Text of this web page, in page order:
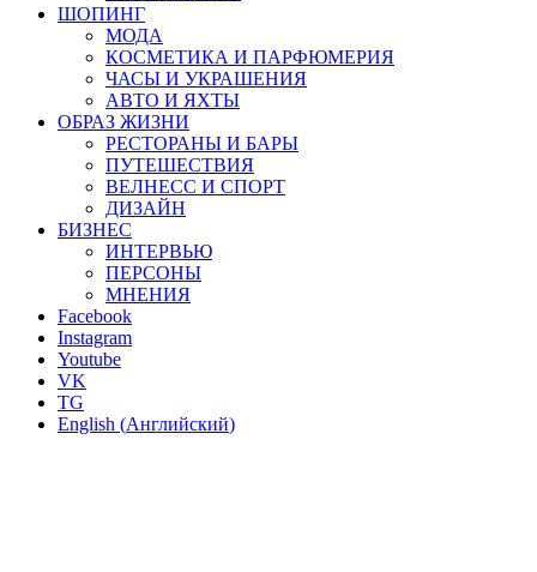
ШОПИНГ
МОДА
КОСМЕТИКА И ПАРФЮМЕРИЯ
ЧАСЫ И УКРАШЕНИЯ
АВТО И ЯХТЫ
ОБРАЗ ЖИЗНИ
РЕСТОРАНЫ И БАРЫ
ПУТЕШЕСТВИЯ
ВЕЛНЕСС И СПОРТ
ДИЗАЙН
БИЗНЕС
ИНТЕРВЬЮ
ПЕРСОНЫ
МНЕНИЯ
Facebook
Instagram
Youtube
VK
TG
English (Английский)